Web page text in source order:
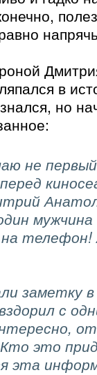
в
но
не
мужчина
телефон!
заметку
с
это
эта